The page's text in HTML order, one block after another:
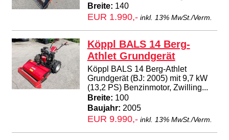
Breite: 140
EUR 1.990,- inkl. 13% MwSt./Verm.
Köppl BALS 14 Berg-
Athlet Grundgerät
Köppl BALS 14 Berg-Athlet
Grundgerät (BJ: 2005) mit 9,7 kW
(13,2 PS) Benzinmotor, Zwilling...
Breite: 100
Baujahr: 2005
EUR 9.990,- inkl. 13% MwSt./Verm.